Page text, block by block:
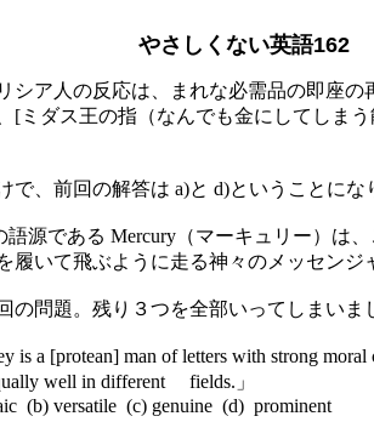
やさしくない英語162
シア人の反応は、まれな必需品の即座の
[ミダス王の指（なんでも金にしてしま
、前回の解答は a)と d)ということにな
語源である Mercury（マーキュリー）は
履いて飛ぶように走る神々のメッセンジ
問題。残り３つを全部いってしまいま
is a [protean] man of letters with strong
well in different fields.」
versatile (c) genuine (d) prominent